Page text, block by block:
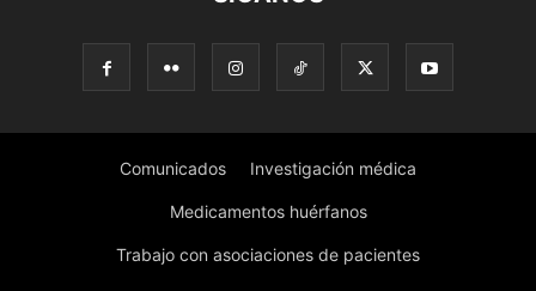
Comunicados Investigación médica
Medicamentos huérfanos
Trabajo con asociaciones de pacientes